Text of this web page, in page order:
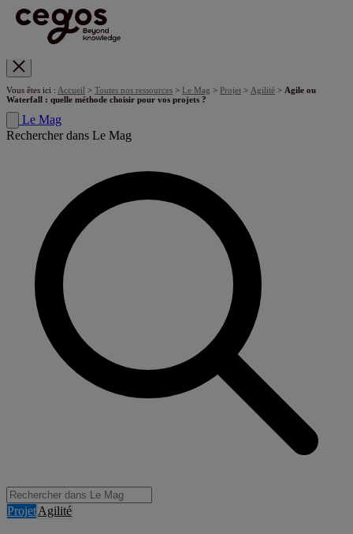
Vous êtes ici : Accueil > Toutes nos ressources > Le Mag > Projet > Agilité > Agile ou
Waterfall : quelle méthode choisir pour vos projets ?
Le Mag
Rechercher dans Le Mag
ProjetAgilité